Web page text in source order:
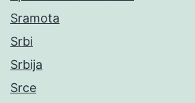
Sramota
Srbi
Srbija
Srce